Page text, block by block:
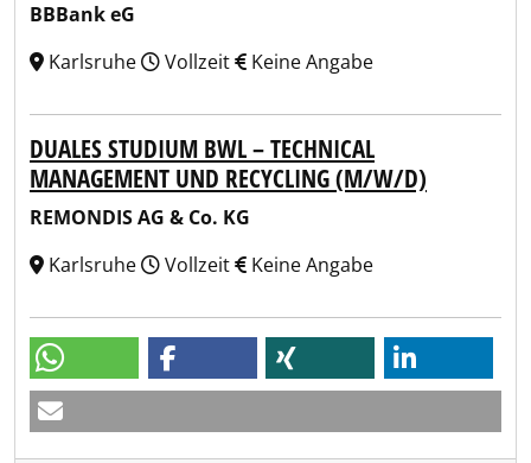
BBBank eG
Karlsruhe
Vollzeit Keine Angabe
DUALES STUDIUM BWL – TECHNICAL
MANAGEMENT UND RECYCLING (M/W/D)
REMONDIS AG & Co. KG
Karlsruhe
Vollzeit Keine Angabe